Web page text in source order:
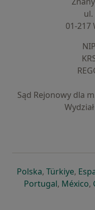
01-217
Sąd Rejonowy dla
Polskaotwiera się w
, Türkiye,
Portugalotwiera
, México,